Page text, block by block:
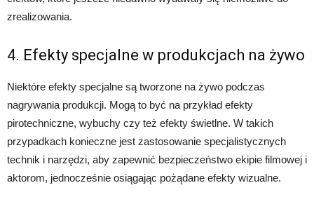
zrealizowania.
4. Efekty specjalne w produkcjach na żywo
Niektóre efekty specjalne są tworzone na żywo podczas
nagrywania produkcji. Mogą to być na przykład efekty
pirotechniczne, wybuchy czy też efekty świetlne. W takich
przypadkach konieczne jest zastosowanie specjalistycznych
technik i narzędzi, aby zapewnić bezpieczeństwo ekipie filmowej i
aktorom, jednocześnie osiągając pożądane efekty wizualne.